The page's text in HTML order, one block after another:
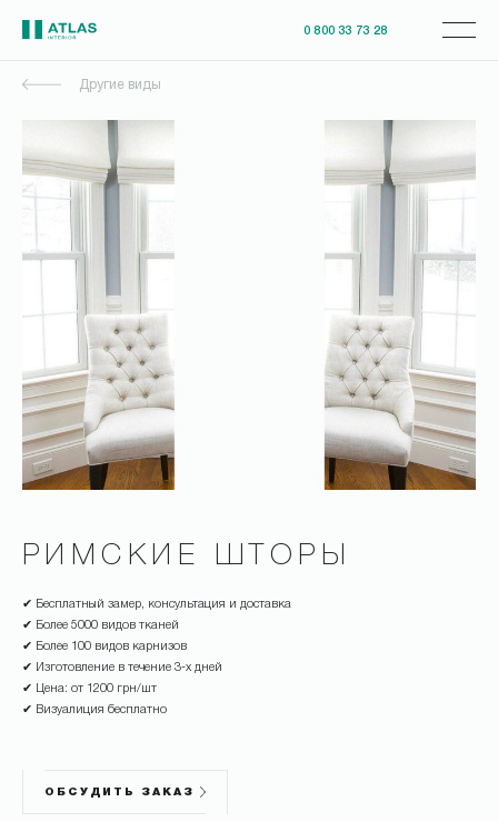
0 800 33 73 28
Другие виды
РИМСКИЕ ШТОРЫ
✔ Бесплатный замер, консультация и доставка
✔ Более 5000 видов тканей
✔ Более 100 видов карнизов
✔ Изготовление в течение 3-х дней
✔ Цена: от 1200 грн/шт
✔ Визуалиция бесплатно
ОБСУДИТЬ ЗАКАЗ